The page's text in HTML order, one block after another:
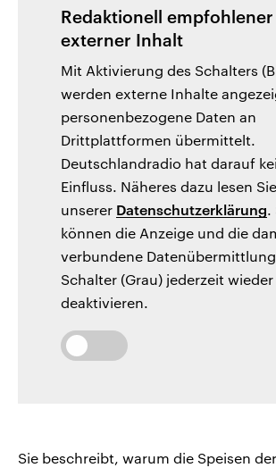
Redaktionell empfohlener
externer Inhalt
Mit Aktivierung des Schalters
werden externe Inhalte
personenbezogene Daten an
Drittplattformen übermittelt.
Deutschlandradio hat darauf
Einfluss. Näheres dazu lesen
unserer Datenschutzerklärung.
können die Anzeige und die
verbundene
Schalter (Grau) jederzeit wieder
deaktivieren.
Sie beschreibt, warum die Speisen